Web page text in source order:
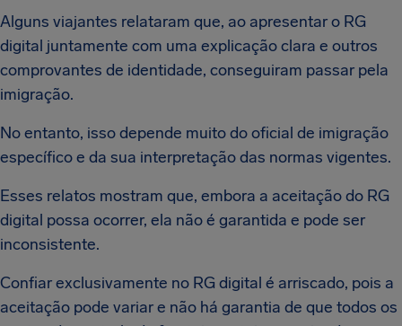
Alguns viajantes relataram que, ao apresentar o RG
digital juntamente com uma explicação clara e outros
comprovantes de identidade, conseguiram passar pela
imigração.
No entanto, isso depende muito do oficial de imigração
específico e da sua interpretação das normas vigentes.
Esses relatos mostram que, embora a aceitação do RG
digital possa ocorrer, ela não é garantida e pode ser
inconsistente.
Confiar exclusivamente no RG digital é arriscado, pois a
aceitação pode variar e não há garantia de que todos os